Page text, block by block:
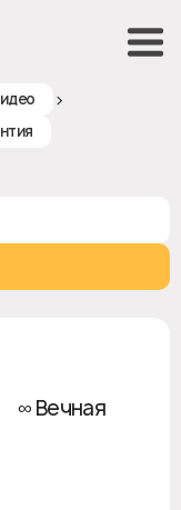
>
∞ Вечная